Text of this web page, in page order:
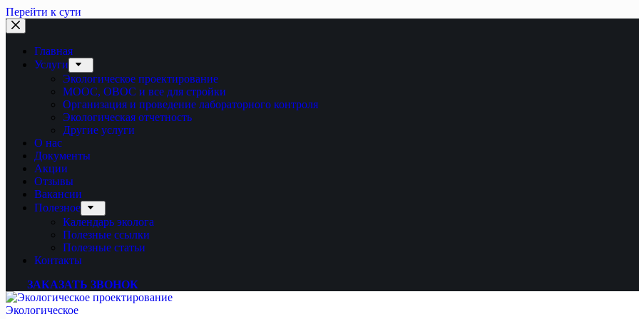
Перейти к сути
Главная
Услуги
Экологическое проектирование
МООС, ОВОС и все для стройки
Организация и проведение лабораторного контроля
Экологическая отчетность
Другие услуги
О нас
Документы
Акции
Отзывы
Вакансии
Полезное
Календарь эколога
Полезные ссылки
Полезные статьи
Контакты
ЗАКАЗАТЬ ЗВОНОК
Экологическое